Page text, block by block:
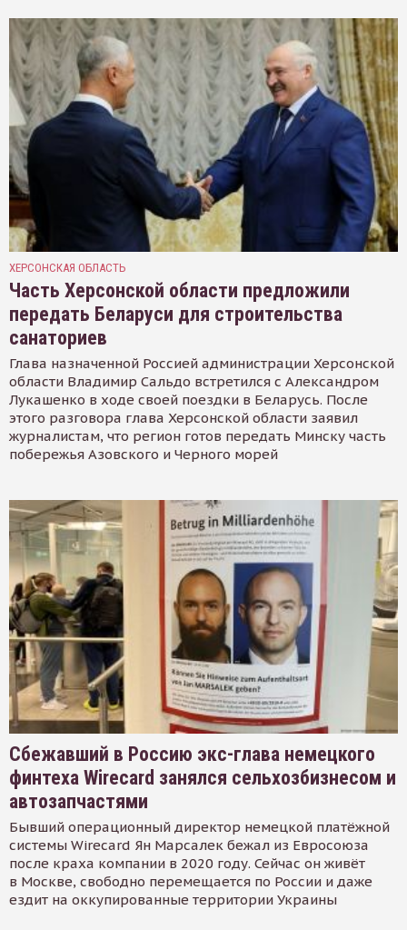
ХЕРСОНСКАЯ ОБЛАСТЬ
Часть Херсонской области предложили
передать Беларуси для строительства
санаториев
Глава назначенной Россией администрации Херсонской
области Владимир Сальдо встретился с Александром
Лукашенко в ходе своей поездки в Беларусь. После
этого разговора глава Херсонской области заявил
журналистам, что регион готов передать Минску часть
побережья Азовского и Черного морей
Сбежавший в Россию экс-глава немецкого
финтеха Wirecard занялся сельхозбизнесом и
автозапчастями
Бывший операционный директор немецкой платёжной
системы Wirecard Ян Марсалек бежал из Евросоюза
после краха компании в 2020 году. Сейчас он живёт
в Москве, свободно перемещается по России и даже
ездит на оккупированные территории Украины